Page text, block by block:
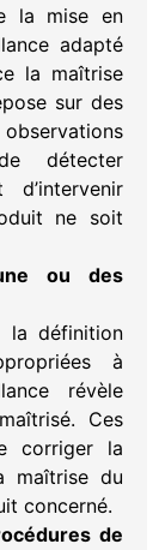
la mise en
adapté
la maîtrise
sur des
détecter
ne soit
ou des
définition
à
révèle
Ces
corriger la
maîtrise du
concerné.
de